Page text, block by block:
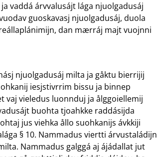
vaddá árvvalusájt lága njuolgadusáj
guoskavasj njuolgadusáj, duola
dan mærráj majt vuojnni
njuolgadusáj milta ja gåktu bierrijij
iesjstivrrim bissu ja binnep
vaj vieledus luonnduj ja ålggoiellemij
buohta tjoahkke raddásijda
jus viehka ållo suohkanijs ávkkiji
§ 10. Nammadus viertti árvustaládijn
Nammadus galggá aj ájádallat jut